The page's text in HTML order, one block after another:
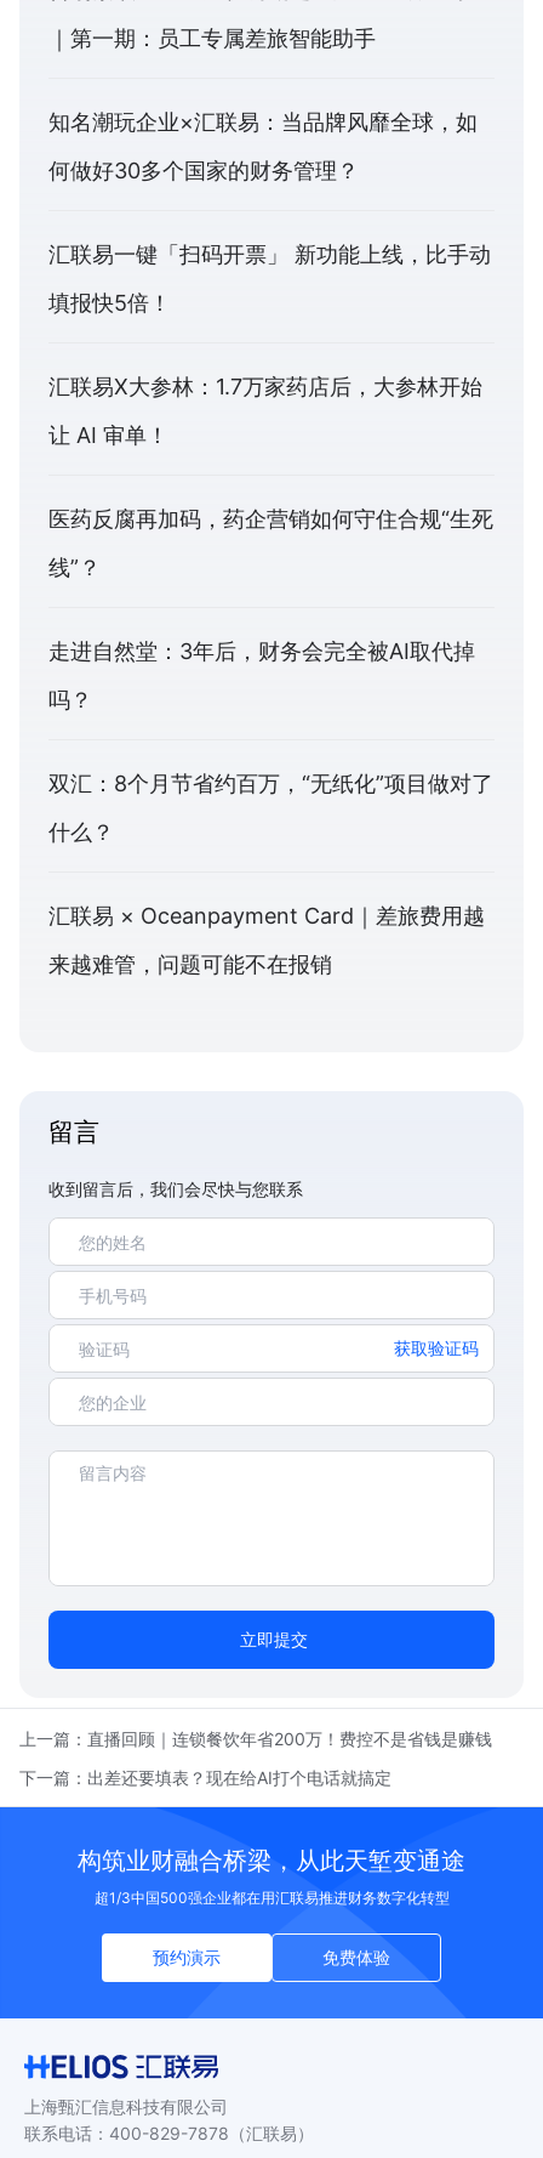
｜第一期：员工专属差旅智能助手
知名潮玩企业×汇联易：当品牌风靡全球，如
何做好30多个国家的财务管理？
汇联易一键「扫码开票」 新功能上线，比手动
填报快5倍！
汇联易X大参林：1.7万家药店后，大参林开始
让 AI 审单！
医药反腐再加码，药企营销如何守住合规“生死
线”？
走进自然堂：3年后，财务会完全被AI取代掉
吗？
双汇：8个月节省约百万，“无纸化”项目做对了
什么？
汇联易 × Oceanpayment Card｜差旅费用越
来越难管，问题可能不在报销
留言
收到留言后，我们会尽快与您联系
获取验证码
立即提交
上一篇： 直播回顾｜连锁餐饮年省200万！费控不是省钱是赚钱
下一篇： 出差还要填表？现在给AI打个电话就搞定
构筑业财融合桥梁，从此天堑变通途
超1/3中国500强企业都在用汇联易推进财务数字化转型
预约演示 免费体验
上海甄汇信息科技有限公司
联系电话 ： 400-829-7878 （汇联易）